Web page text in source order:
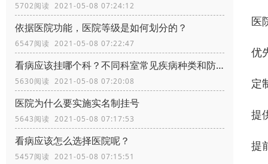
5702阅读 2021-05-08 07:24:12
依据医院功能，医院等级是如何划分的？
6547阅读 2021-05-08 07:22:47
看病应该挂哪个科？不同科室常见疾病种类和防治
5630阅读 2021-05-08 07:20:08
医院为什么要实施实名制挂号
5643阅读 2021-05-08 07:17:53
看病应该怎么选择医院呢？
5457阅读 2021-05-08 07:15:51
医
优
定
提
提